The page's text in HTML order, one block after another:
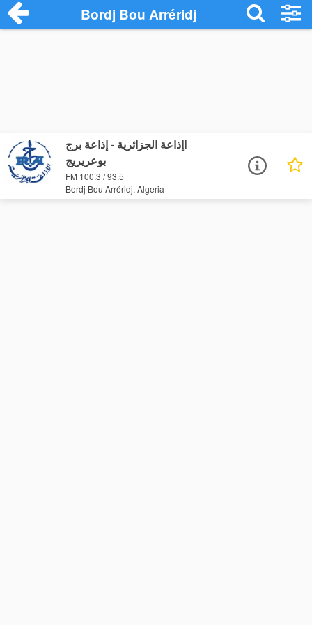
Bordj Bou Arréridj
اإذاعة الجزائرية - إذاعة برج
بوعريريج
FM 100.3 / 93.5
Bordj Bou Arréridj, Algeria